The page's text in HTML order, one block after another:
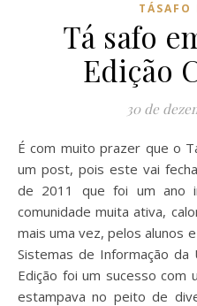
TÁSAFO
Tá safo
Edição
30 de
É com muito prazer que o Tá safo! está escrevendo mais
um post, pois este vai
de 2011 que foi um ano
comunidade muita ativa,
mais uma vez, pelos alunos
Sistemas de Informação da
Edição foi um sucesso com
estampava no peito de